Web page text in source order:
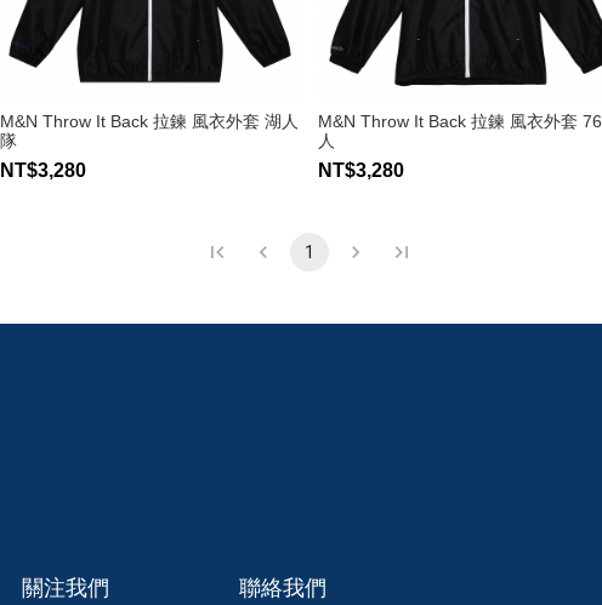
M&N Throw It Back 拉鍊 風衣外套 湖人
隊
NT$3,280
M&N Throw It Back 拉鍊 風衣外套 76
人
NT$3,280
1
聯絡我們
關注我們